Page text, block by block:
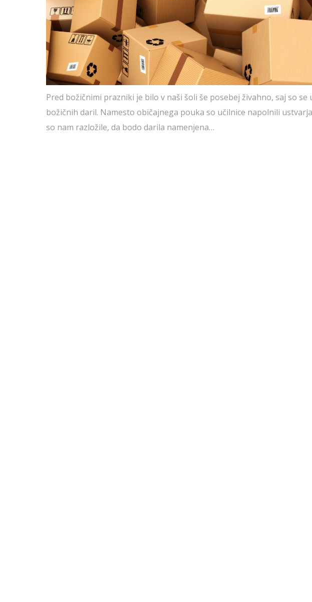
Pred božičnimi prazniki je bilo v naši šoli še posebej živahno, saj so
božičnih daril. Namesto običajnega pouka so učilnice napolnili
so nam razložile, da bodo darila namenjena…